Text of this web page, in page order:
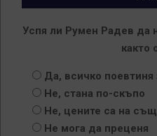
Успя ли Румен Радев да
както
Да, всичко поевтиня
Не, стана по-скъпо
Не, цените са на
Не мога да преценя